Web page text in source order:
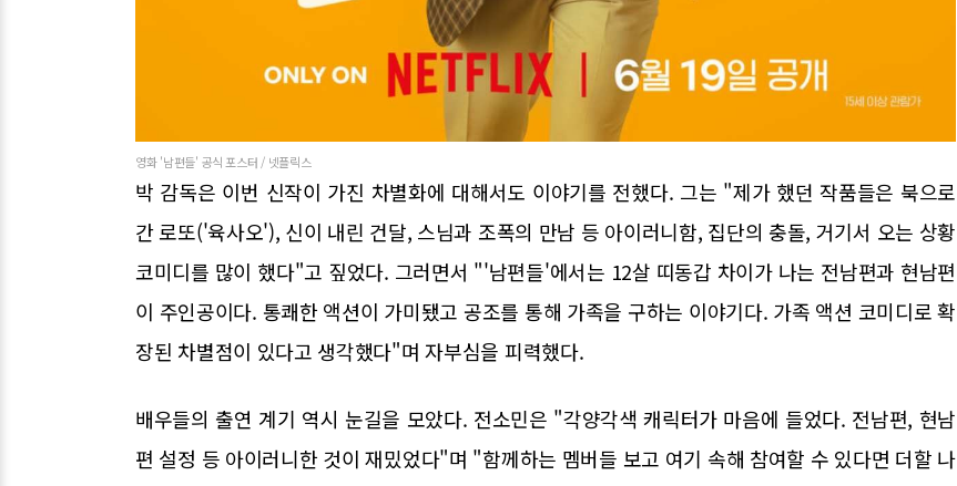
영화 '남편들' 공식 포스터 / 넷플릭스
박 감독은 이번 신작이 가진 차별화에 대해서도 이야기를 전했다. 그는 "제가 했던 작품들은 북으로
간 로또('육사오'), 신이 내린 건달, 스님과 조폭의 만남 등 아이러니함, 집단의 충돌, 거기서 오는 상황
코미디를 많이 했다"고 짚었다. 그러면서 "'남편들'에서는 12살 띠동갑 차이가 나는 전남편과 현남편
이 주인공이다. 통쾌한 액션이 가미됐고 공조를 통해 가족을 구하는 이야기다. 가족 액션 코미디로 확
장된 차별점이 있다고 생각했다"며 자부심을 피력했다.
배우들의 출연 계기 역시 눈길을 모았다. 전소민은 "각양각색 캐릭터가 마음에 들었다. 전남편, 현남
편 설정 등 아이러니한 것이 재밌었다"며 "함께하는 멤버들 보고 여기 속해 참여할 수 있다면 더할 나